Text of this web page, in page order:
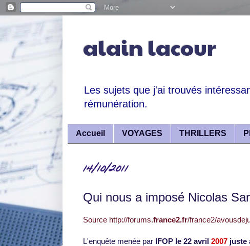
alain lacour
Les sujets que j'ai trouvés
rémunération.
Accueil VOYAGES THRILLERS
14/10/2011
Qui nous a imposé Nicolas
Source http://forums.france2.fr/france2/
L'enquête menée parIFOP le 22 avril 2007juste